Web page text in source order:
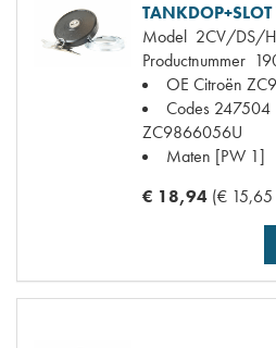
Model 2CV/DS/
Productnummer
OE Citroën
Codes 247504
ZC9866056U
Maten [PW 1]
€ 18,94 (€ 15,65